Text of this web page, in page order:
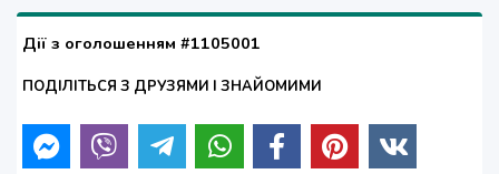
Дії з оголошенням #1105001
ПОДІЛІТЬСЯ З ДРУЗЯМИ І ЗНАЙОМИМИ